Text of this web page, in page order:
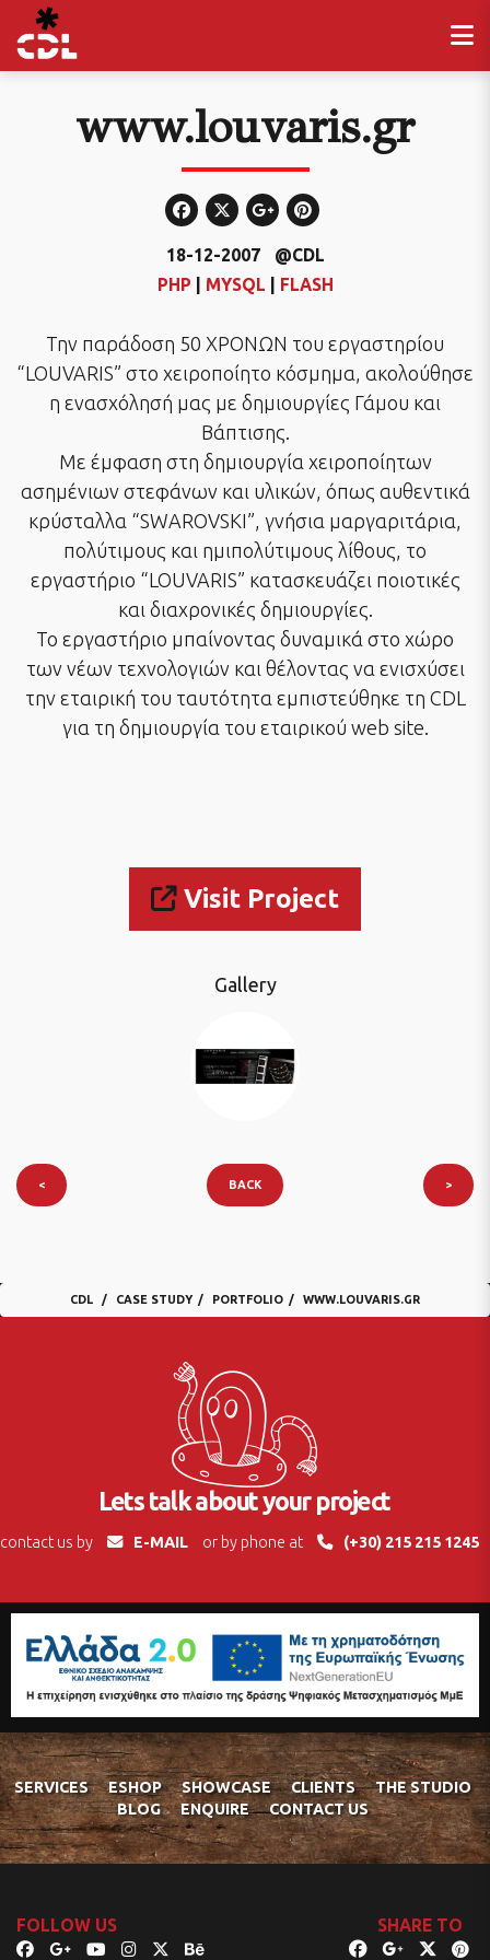
www.louvaris.gr
18-12-2007
@CDL
PHP
MYSQL FLASH
Την παράδοση 50 ΧΡΟΝΩΝ του εργαστηρίου
“LOUVARIS” στο χειροποίητο κόσμημα, ακολούθησε
η ενασχόλησή μας με δημιουργίες Γάμου και
Βάπτισης.
Με έμφαση στη δημιουργία χειροποίητων
ασημένιων στεφάνων και υλικών, όπως αυθεντικά
κρύσταλλα “SWAROVSKI”, γνήσια μαργαριτάρια,
πολύτιμους και ημιπολύτιμους λίθους, το
εργαστήριο “LOUVARIS” κατασκευάζει ποιοτικές
και διαχρονικές δημιουργίες.
To εργαστήριο μπαίνοντας δυναμικά στο χώρο
των νέων τεχνολογιών και θέλοντας να ενισχύσει
την εταιρική του ταυτότητα εμπιστεύθηκε τη CDL
για τη δημιουργία τoυ εταιρικού web site.
Visit Project
Gallery
< BACK >
CDL CASE STUDY PORTFOLIO WWW.LOUVARIS.GR
Lets talk about your project
contact us by E-MAIL or by phone at (+30) 215 215 1245
SERVICES ESHOP SHOWCASE CLIENTS
THE STUDIO
BLOG
ENQUIRE CONTACT US
FOLLOW US SHARE TO